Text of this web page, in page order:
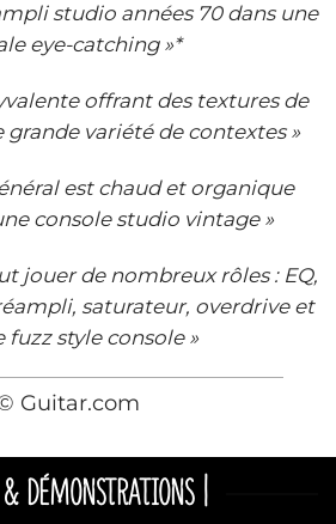
studio années 70 dans une
eye-catching »*
offrant des textures de
variété de contextes »
est chaud et organique
console studio vintage »
jouer de nombreux rôles : EQ,
saturateur, overdrive et
fuzz style console »
Guitar.com
DÉMONSTRATIONS |